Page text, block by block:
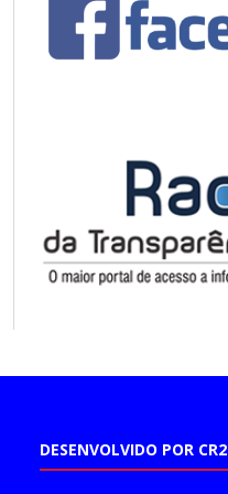
DESENVOLVIDO POR CR2